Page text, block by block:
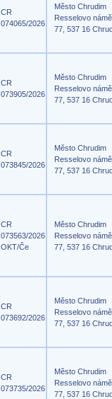
CR
074065/2026
Město Chrudim
Resselovo
77, 537 16
CR
073905/2026
Město Chrudim
Resselovo
77, 537 16
CR
073845/2026
Město Chrudim
Resselovo
77, 537 16
CR
073563/2026
OKT/Če
Město Chrudim
Resselovo
77, 537 16
CR
073692/2026
Město Chrudim
Resselovo
77, 537 16
CR
073735/2026
Město Chrudim
Resselovo
77, 537 16